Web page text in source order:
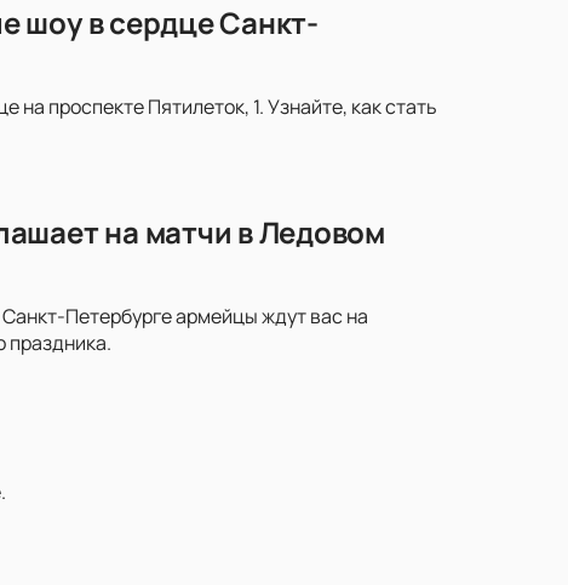
шоу в сердце Санкт-
проспекте Пятилеток, 1. Узнайте, как стать
на матчи в Ледовом
Петербурге армейцы ждут вас на
праздника.